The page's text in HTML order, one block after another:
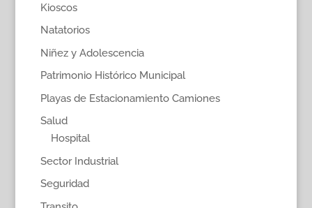
Kioscos
Natatorios
Niñez y Adolescencia
Patrimonio Histórico Municipal
Playas de Estacionamiento Camiones
Salud
Hospital
Sector Industrial
Seguridad